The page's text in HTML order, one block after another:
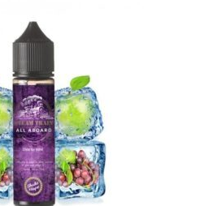
20 ml, vendu en flacon de 60 ml.
de la marqueSteam Train
dernières informations en nous
.